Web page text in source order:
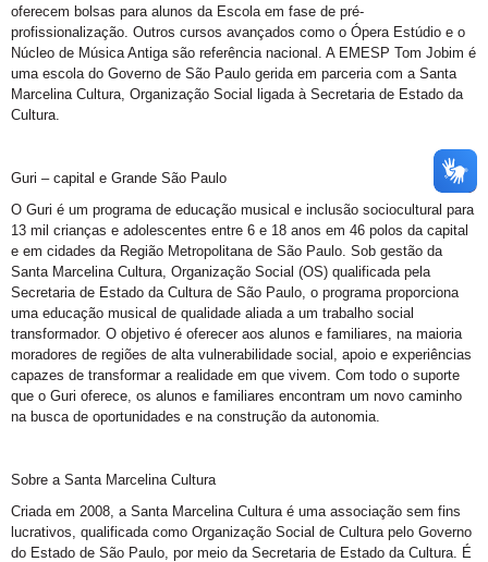
oferecem bolsas para alunos da Escola em fase de pré-
profissionalização. Outros cursos avançados como o Ópera Estúdio e o
Núcleo de Música Antiga são referência nacional. A EMESP Tom Jobim é
uma escola do Governo de São Paulo gerida em parceria com a Santa
Marcelina Cultura, Organização Social ligada à Secretaria de Estado da
Cultura.
Guri – capital e Grande São Paulo
O Guri é um programa de educação musical e inclusão sociocultural para
13 mil crianças e adolescentes entre 6 e 18 anos em 46 polos da capital
e em cidades da Região Metropolitana de São Paulo. Sob gestão da
Santa Marcelina Cultura, Organização Social (OS) qualificada pela
Secretaria de Estado da Cultura de São Paulo, o programa proporciona
uma educação musical de qualidade aliada a um trabalho social
transformador. O objetivo é oferecer aos alunos e familiares, na maioria
moradores de regiões de alta vulnerabilidade social, apoio e experiências
capazes de transformar a realidade em que vivem. Com todo o suporte
que o Guri oferece, os alunos e familiares encontram um novo caminho
na busca de oportunidades e na construção da autonomia.
Sobre a Santa Marcelina Cultura
Criada em 2008, a Santa Marcelina Cultura é uma associação sem fins
lucrativos, qualificada como Organização Social de Cultura pelo Governo
do Estado de São Paulo, por meio da Secretaria de Estado da Cultura. É